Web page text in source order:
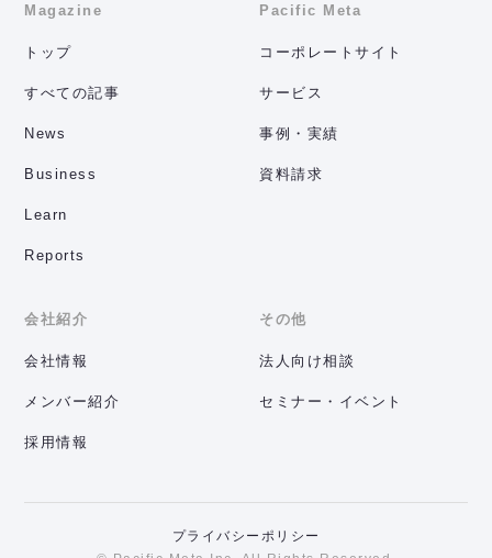
Magazine
トップ
すべての記事
News
Business
Learn
Reports
Pacific Meta
コーポレートサイト
サービス
事例・実績
資料請求
会社紹介
会社情報
メンバー紹介
採用情報
その他
法人向け相談
セミナー・イベント
プライバシーポリシー